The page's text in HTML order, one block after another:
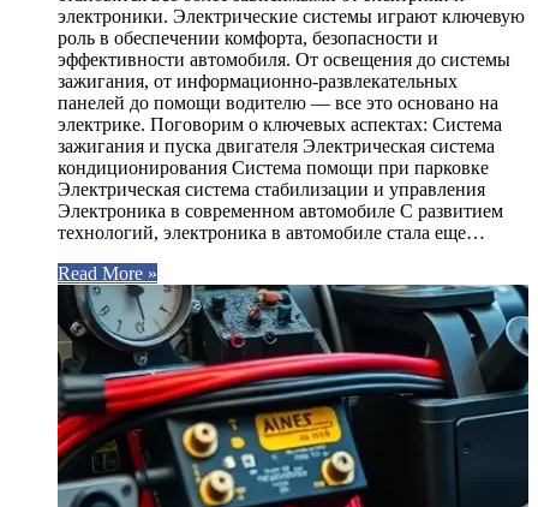
электроники. Электрические системы играют ключевую
роль в обеспечении комфорта, безопасности и
эффективности автомобиля. От освещения до системы
зажигания, от информационно-развлекательных
панелей до помощи водителю — все это основано на
электрике. Поговорим о ключевых аспектах: Система
зажигания и пуска двигателя Электрическая система
кондиционирования Система помощи при парковке
Электрическая система стабилизации и управления
Электроника в современном автомобиле С развитием
технологий, электроника в автомобиле стала еще…
Read More »